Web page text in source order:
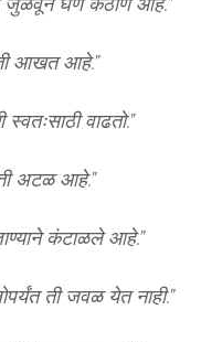
आखत आहे.”
वाढतो.”
अटळ आहे.”
कंटाळले आहे.”
ती जवळ येत नाही.”